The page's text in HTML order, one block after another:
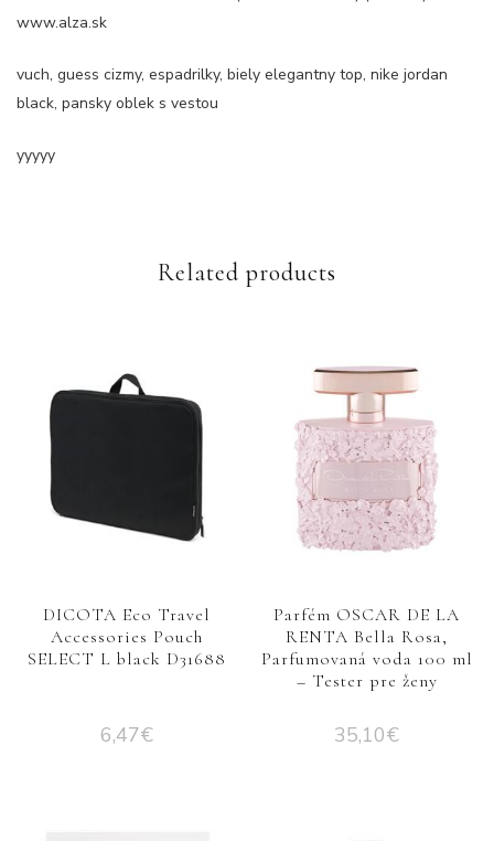
www.alza.sk
vuch, guess cizmy, espadrilky, biely elegantny top, nike jordan
black, pansky oblek s vestou
yyyyy
Related products
DICOTA Eco Travel
Accessories Pouch
SELECT L black D31688
6,47€
Parfém OSCAR DE LA
RENTA Bella Rosa,
Parfumovaná voda 100 ml
– Tester pre ženy
35,10€